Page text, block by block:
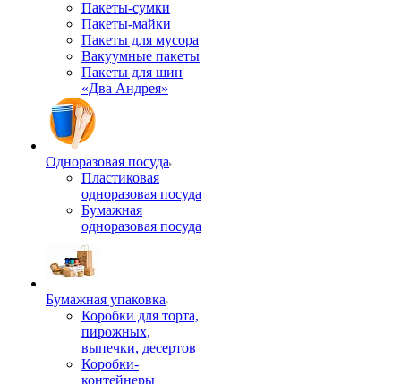
Пакеты-сумки
Пакеты-майки
Пакеты для мусора
Вакуумные пакеты
Пакеты для шин
«Два Андрея»
Одноразовая посуда
Пластиковая
одноразовая посуда
Бумажная
одноразовая посуда
Бумажная упаковка
Коробки для торта,
пирожных,
выпечки, десертов
Коробки-
контейнеры